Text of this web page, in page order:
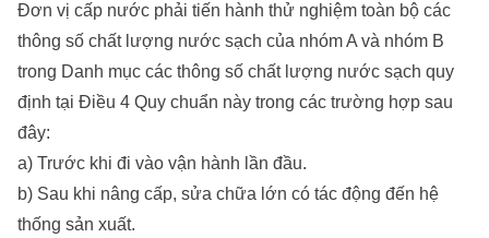
Đơn vị cấp nước phải tiến hành thử nghiệm toàn bộ các
thông số chất lượng nước sạch của nhóm A và nhóm B
trong Danh mục các thông số chất lượng nước sạch quy
định tại Điều 4 Quy chuẩn này trong các trường hợp sau
đây:
a) Trước khi đi vào vận hành lần đầu.
b) Sau khi nâng cấp, sửa chữa lớn có tác động đến hệ
thống sản xuất.